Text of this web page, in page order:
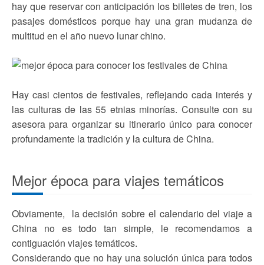
hay que reservar con anticipación los billetes de tren, los
pasajes domésticos porque hay una gran mudanza de
multitud en el año nuevo lunar chino.
Hay casi cientos de festivales, reflejando cada interés y
las culturas de las 55 etnias minorías. Consulte con su
asesora para organizar su itinerario único para conocer
profundamente la tradición y la cultura de China.
Mejor época para viajes temáticos
Obviamente, la decisión sobre el calendario del viaje a
China no es todo tan simple, le recomendamos a
contiguación viajes temáticos.
Considerando que no hay una solución única para todos